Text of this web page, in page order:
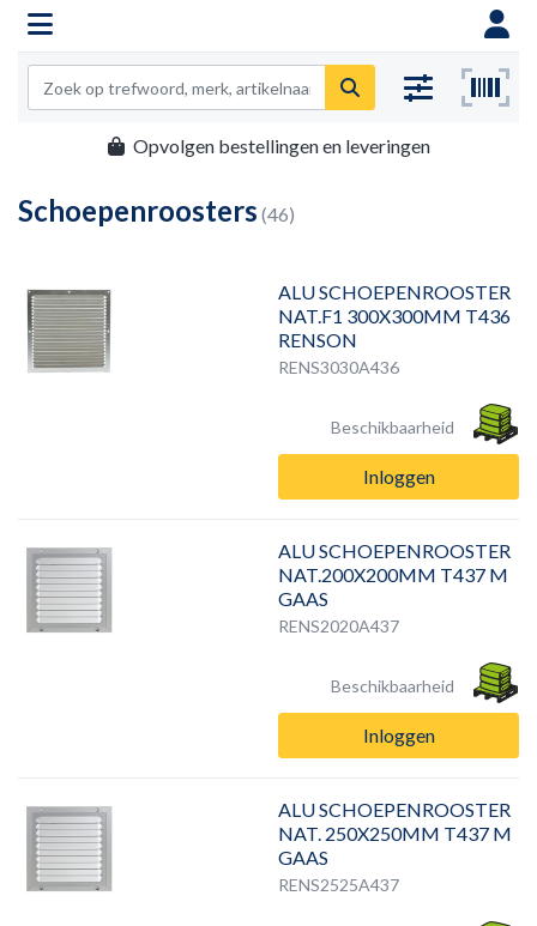
Opvolgen bestellingen en leveringen
Schoepenroosters (46)
ALU SCHOEPENROOSTER
NAT.F1 300X300MM T436
RENSON
RENS3030A436
Beschikbaarheid
Inloggen
ALU SCHOEPENROOSTER
NAT.200X200MM T437 M
GAAS
RENS2020A437
Beschikbaarheid
Inloggen
ALU SCHOEPENROOSTER
NAT. 250X250MM T437 M
GAAS
RENS2525A437